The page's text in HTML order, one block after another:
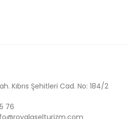
Kıbrıs Şehitleri Cad. No: 184/2
76